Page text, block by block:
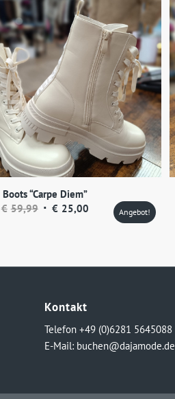
Boots “Carpe Diem”
€ 59,99 Ursprünglicher
€ 25,00AktuellerAngebot!
Kontakt
Telefon +49 (0)6281 5645088
E-Mail: buchen@dajamode.de